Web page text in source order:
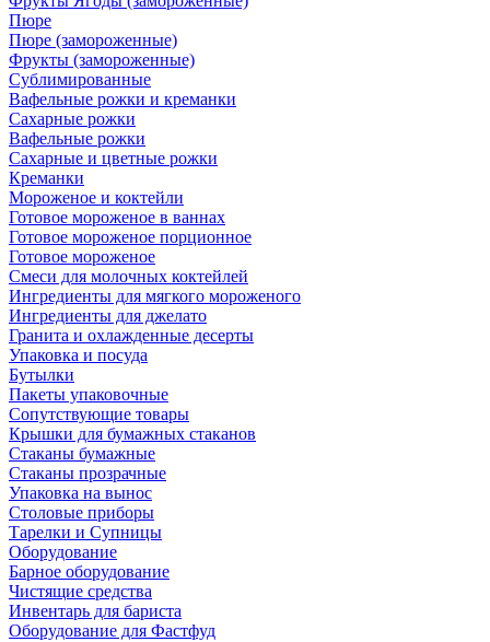
Пюре
Пюре (замороженные)
Фрукты (замороженные)
Сублимированные
Вафельные рожки и креманки
Сахарные рожки
Вафельные рожки
Сахарные и цветные рожки
Креманки
Мороженое и коктейли
Готовое мороженое в ваннах
Готовое мороженое порционное
Готовое мороженое
Смеси для молочных коктейлей
Ингредиенты для мягкого мороженого
Ингредиенты для джелато
Гранита и охлажденные десерты
Упаковка и посуда
Бутылки
Пакеты упаковочные
Сопутствующие товары
Крышки для бумажных стаканов
Стаканы бумажные
Стаканы прозрачные
Упаковка на вынос
Столовые приборы
Тарелки и Супницы
Оборудование
Барное оборудование
Чистящие средства
Инвентарь для бариста
Оборудование для Фастфуд